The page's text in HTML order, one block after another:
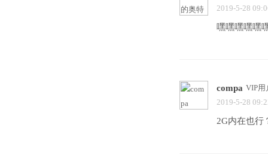
2019-5-28
嘿嘿嘿嘿嘿
compa VIP用
2019-5-28
2G内在也行